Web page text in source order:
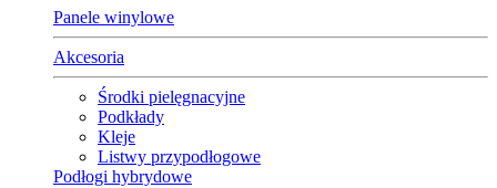
Panele winylowe
Akcesoria
Środki pielęgnacyjne
Podkłady
Kleje
Listwy przypodłogowe
Podłogi hybrydowe